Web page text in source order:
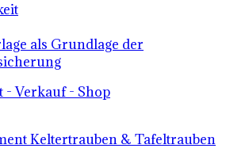
als Grundlage der
- Verkauf - Shop
Keltertrauben & Tafeltrauben